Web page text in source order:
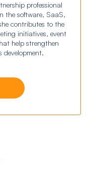
professional
the software, SaaS,
contributes to the
initiatives, event
help strengthen
development.